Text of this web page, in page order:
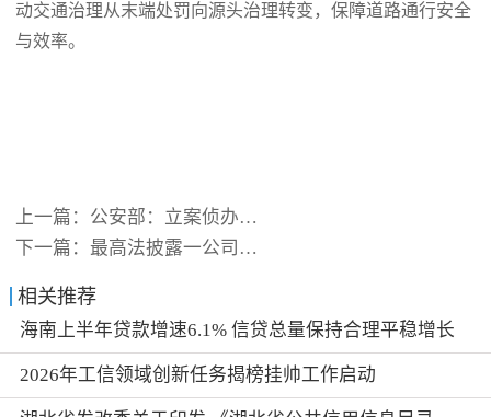
动交通治理从末端处罚向源头治理转变，保障道路通行安全
与效率。
上一篇： 公安部：立案侦办危害税收征管
下一篇： 最高法披露一公司针对宇某公司
相关推荐
海南上半年贷款增速6.1% 信贷总量保持合理平稳增长
2026年工信领域创新任务揭榜挂帅工作启动